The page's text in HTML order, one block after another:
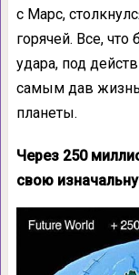
с Марс,
горячей. Все,
удара, под
самым дав
планеты.
Через 250
свою